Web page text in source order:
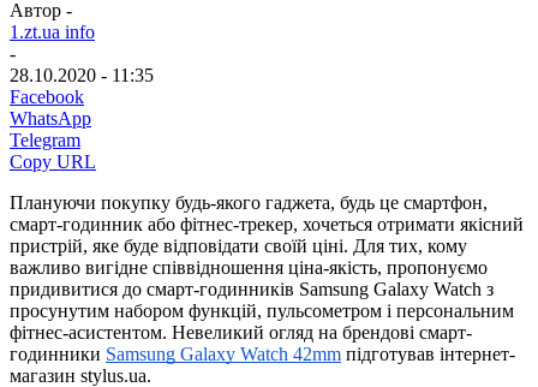
Автор -
1.zt.ua info
-
28.10.2020 - 11:35
Facebook
WhatsApp
Telegram
Copy URL
Плануючи покупку будь-якого гаджета, будь це смартфон,
смарт-годинник або фітнес-трекер, хочеться отримати якісний
пристрій, яке буде відповідати своїй ціні. Для тих, кому
важливо вигідне співвідношення ціна-якість, пропонуємо
придивитися до смарт-годинників Samsung Galaxy Watch з
просунутим набором функцій, пульсометром і персональним
фітнес-асистентом. Невеликий огляд на брендові смарт-
годинники Samsung Galaxy Watch 42mm підготував інтернет-
магазин stylus.ua.